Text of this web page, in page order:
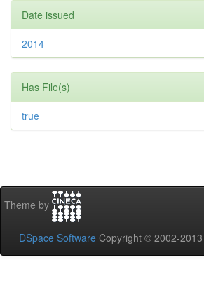
Date issued
2014
Has File(s)
true
Theme by
DSpace Software Copyright © 2002-2013